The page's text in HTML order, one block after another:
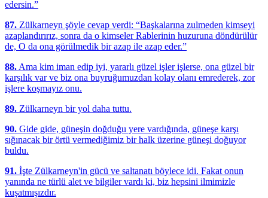
edersin.”
87. Zülkarneyn şöyle cevap verdi: “Başkalarına zulmeden kimseyi
azaplandırırız, sonra da o kimseler Rablerinin huzuruna döndürülür
de, O da ona görülmedik bir azap ile azap eder.”
88. Ama kim iman edip iyi, yararlı güzel işler işlerse, ona güzel bir
karşılık var ve biz ona buyruğumuzdan kolay olanı emrederek, zor
işlere koşmayız onu.
89. Zülkarneyn bir yol daha tuttu.
90. Gide gide, güneşin doğduğu yere vardığında, güneşe karşı
sığınacak bir örtü vermediğimiz bir halk üzerine güneşi doğuyor
buldu.
91. İşte Zülkarneyn'in gücü ve saltanatı böylece idi. Fakat onun
yanında ne türlü alet ve bilgiler vardı ki, biz hepsini ilmimizle
kuşatmışızdır.